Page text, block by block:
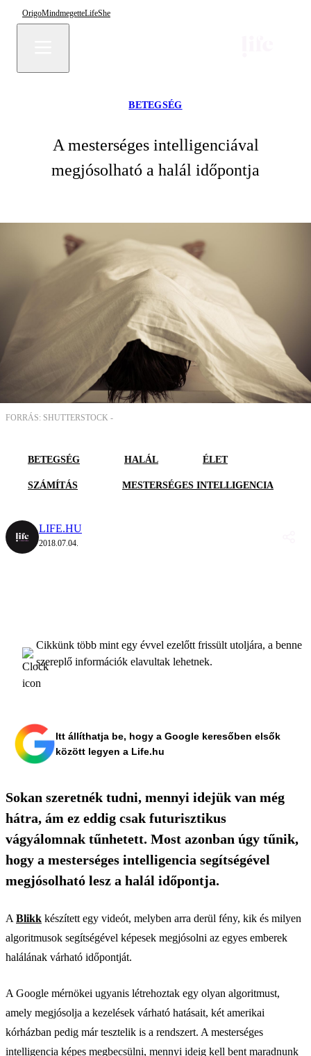
OrigoMindmegetteLifeShe
BETEGSÉG
A mesterséges intelligenciával
megjósolható a halál időpontja
FORRÁS: SHUTTERSTOCK -
BETEGSÉG HALÁL ÉLET
SZÁMÍTÁS MESTERSÉGES INTELLIGENCIA
LIFE.HU
2018.07.04.
Cikkünk több mint egy évvel ezelőtt frissült utoljára, a benne
szereplő információk elavultak lehetnek.
Itt állíthatja be, hogy a Google keresőben elsők
között legyen a Life.hu
Sokan szeretnék tudni, mennyi idejük van még
hátra, ám ez eddig csak futurisztikus
vágyálomnak tűnhetett. Most azonban úgy tűnik,
hogy a mesterséges intelligencia segítségével
megjósolható lesz a halál időpontja.
A Blikk készített egy videót, melyben arra derül fény, kik és milyen
algoritmusok segítségével képesek megjósolni az egyes emberek
halálának várható időpontját.
A Google mérnökei ugyanis létrehoztak egy olyan algoritmust,
amely megjósolja a kezelések várható hatásait, két amerikai
kórházban pedig már tesztelik is a rendszert. A mesterséges
intelligencia képes megbecsülni, mennyi ideig kell bent maradnunk